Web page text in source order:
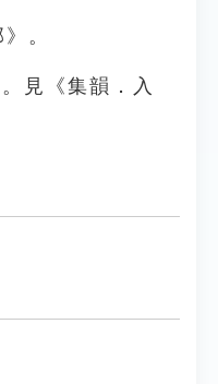
。
。見《集韻．入